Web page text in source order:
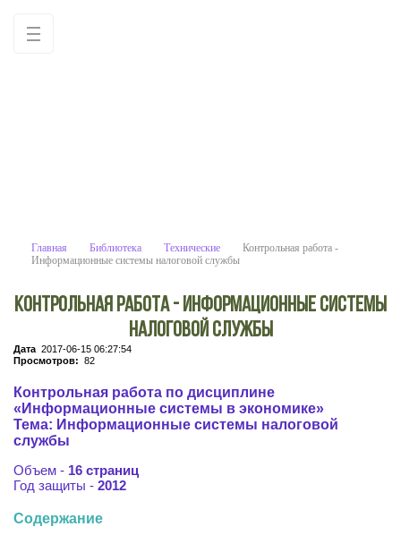
Главная Библиотека Технические
Контрольная работа -
Информационные системы налоговой службы
Контрольная работа - Информационные системы
налоговой службы
Дата 2017-06-15 06:27:54
Просмотров: 82
Контрольная работа по дисциплине
«Информационные системы в экономике»
Тема: Информационные системы налоговой
службы
Объем - 16 страниц
Год защиты - 2012
Содержание